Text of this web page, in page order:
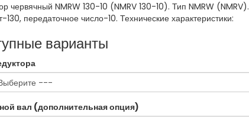
червячный NMRW 130-10 (NMRV 130-10). Тип NMRW (NMRV).
130, передаточное число-10. Технические характеристики:
варианты
вал (дополнительная опция)